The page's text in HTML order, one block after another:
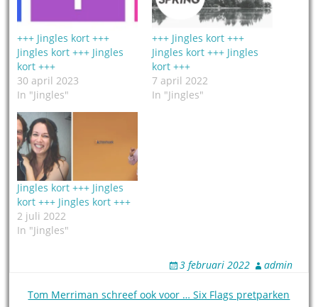
+++ Jingles kort +++
Jingles kort +++ Jingles
kort +++
30 april 2023
In "Jingles"
+++ Jingles kort +++
Jingles kort +++ Jingles
kort +++
7 april 2022
In "Jingles"
Jingles kort +++ Jingles
kort +++ Jingles kort +++
2 juli 2022
In "Jingles"
3 februari 2022 admin
Post
Tom Merriman schreef ook voor … Six Flags pretparken